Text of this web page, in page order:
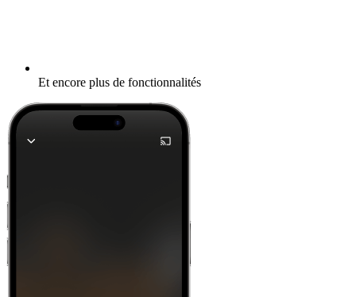
Et encore plus de fonctionnalités